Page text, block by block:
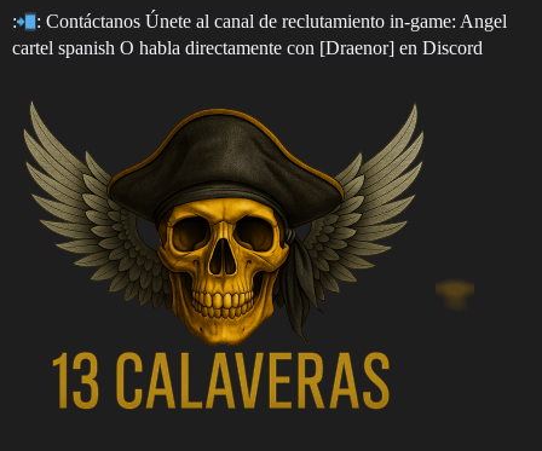
:
: Contáctanos Únete al canal de reclutamiento in-game: Angel
cartel spanish O habla directamente con [Draenor] en Discord